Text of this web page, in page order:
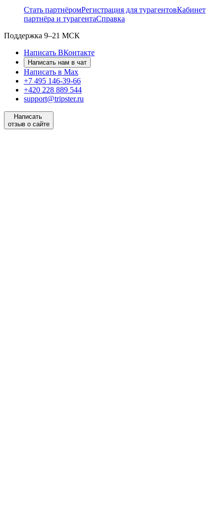
Стать партнёромРегистрация для турагентовКабинет
партнёра и турагентаСправка
Поддержка 9–21 МСК
Написать ВКонтакте
Написать нам в чат
Написать в Max
+7 495 146-39-66
+420 228 889 544
support@tripster.ru
Написать
отзыв о сайте